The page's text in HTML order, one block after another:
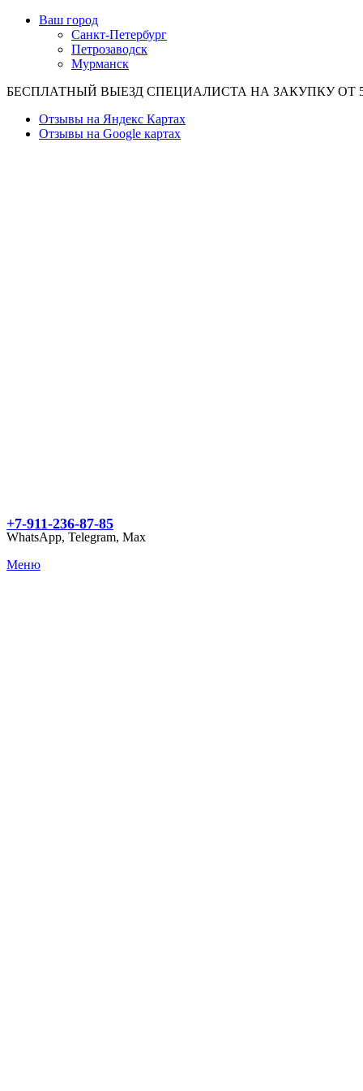
Ваш город
Санкт-Петербург
Петрозаводск
Мурманск
БЕСПЛАТНЫЙ ВЫЕЗД СПЕЦИАЛИСТА НА ЗАКУПКУ ОТ
Отзывы на Яндекс Картах
Отзывы на Google картах
+7-911-236-87-85
WhatsApp, Telegram, Max
Меню